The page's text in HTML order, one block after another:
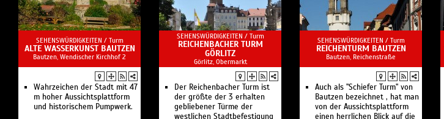
SEHENSWÜRDIGKEITEN / Turm
ALTE WASSERKUNST BAUTZEN
Bautzen, Wendischer Kirchhof 2
Wahrzeichen der Stadt mit 47
m hoher Aussichtsplattform
und historischem Pumpwerk.
SEHENSWÜRDIGKEITEN / Turm
REICHENBACHER TURM
GÖRLITZ
Görlitz, Obermarkt
Der Reichenbacher Turm ist
der größte der 3 erhalten
gebliebener Türme der
westlichen Stadtbefestigung
SEHENSWÜRDIGKEITEN / Turm
REICHENTURM BAUTZEN
Bautzen, Reichenstraße
Auch als "Schiefer Turm" von
Bautzen bezeichnet , hat man
von der Aussichtsplattform
einen herrlichen Blick auf die